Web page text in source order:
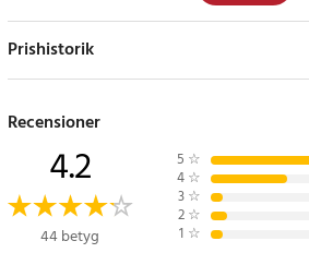
Mångsidigt kamouflagenät för jakt,
för att kamouflera fordon och utrustning.
behov.
Tillverkat i slitstark Oxfordduk av
lätt att rengöra, vilket gör det lämpligt för
Prishistorik
Recensioner
4.2
44 betyg
5 ☆
4 ☆
3 ☆
2 ☆
1 ☆